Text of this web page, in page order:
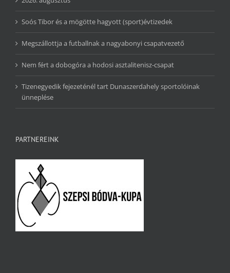
Soós Tibor és a mögötte hagyott (sport)évtizedek
Megszállottja a futballnak a nagyabonyi csapatvezető
Nem fért a dobogóra a hodosi asztalitenisz-csapat
Tizenegyedik fejezeténél tart Dunaszerdahely sportolóinak
ünneplése
PARTNEREINK